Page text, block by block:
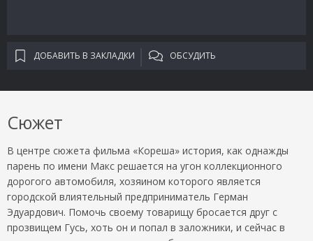
ДОБАВИТЬ В ЗАКЛАДКИ ОБСУДИТЬ
Сюжет
В центре сюжета фильма «Кореша» история, как однажды
парень по имени Макс решается на угон коллекционного
дорогого автомобиля, хозяином которого является
городской влиятельный предприниматель Герман
Эдуардович. Помочь своему товарищу бросается друг с
прозвищем Гусь, хоть он и попал в заложники, и сейчас в